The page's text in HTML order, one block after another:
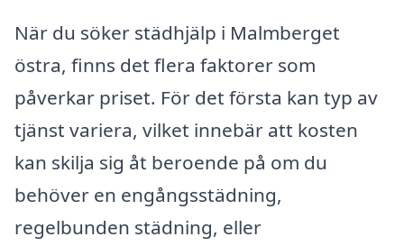
När du söker städhjälp i Malmberget
östra, finns det flera faktorer som
påverkar priset. För det första kan typ av
tjänst variera, vilket innebär att kosten
kan skilja sig åt beroende på om du
behöver en engångsstädning,
regelbunden städning, eller